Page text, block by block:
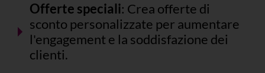
Offerte speciali: Crea offerte di
sconto personalizzate per aumentare
l'engagement e la soddisfazione dei
clienti.